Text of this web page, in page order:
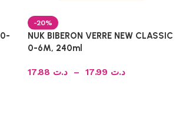
0-
-20%
NUK BIBERON VERRE NEW CLASSIC
0-6M, 240ml
د.ت – د.ت